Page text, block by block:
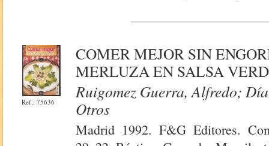
Ref.: 75636
COMER MEJOR SIN
MERLUZA EN SALSA
Ruigomez Guerra, Alfredo;
Otros
Madrid 1992. F&G Editores.